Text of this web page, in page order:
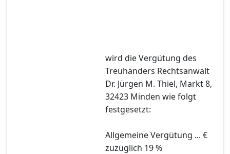
wird die Vergütung des
Treuhänders Rechtsanwalt
Dr. Jürgen M. Thiel, Markt 8,
32423 Minden wie folgt
festgesetzt:
Allgemeine Vergütung ... €
zuzüglich 19 %